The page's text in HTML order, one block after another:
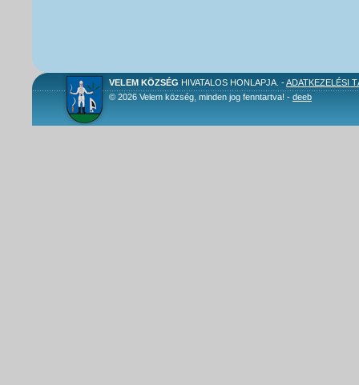
VELEM KÖZSÉG HIVATALOS HONLAPJA. -ADATKEZELÉSI
© 2026 Velem község, minden jog fenntartva! - deeb